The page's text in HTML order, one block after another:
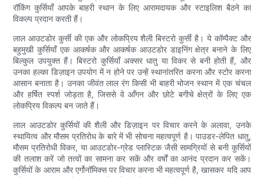
रॉकिंग कुर्सियाँ आपके बाहरी स्थान के लिए आरामदायक और स्टाइलिश बैठने का
विकल्प प्रदान करती हैं।
लाल आउटडोर कुर्सी की एक और लोकप्रिय शैली बिस्टरो कुर्सी है। ये कॉम्पैक्ट और
बहुमुखी कुर्सियाँ एक आकर्षक और आकर्षक आउटडोर डाइनिंग क्षेत्र बनाने के लिए
बिल्कुल उपयुक्त हैं। बिस्टरो कुर्सियाँ अक्सर धातु या विकर से बनी होती हैं, और
उनका हल्का डिज़ाइन उपयोग में न होने पर उन्हें स्थानांतरित करना और स्टोर करना
आसान बनाता है। उनका जीवंत लाल रंग किसी भी बाहरी भोजन स्थान में एक चंचल
और हर्षित स्पर्श जोड़ता है, जिससे वे आँगन और छोटे बगीचे क्षेत्रों के लिए एक
लोकप्रिय विकल्प बन जाते हैं।
लाल आउटडोर कुर्सियों की शैली और डिज़ाइन पर विचार करने के अलावा, उनके
स्थायित्व और मौसम प्रतिरोध के बारे में भी सोचना महत्वपूर्ण है। पाउडर-लेपित धातु,
मौसम प्रतिरोधी विकर, या आउटडोर-ग्रेड प्लास्टिक जैसी सामग्रियों से बनी कुर्सियों
की तलाश करें जो तत्वों का सामना कर सकें और वर्षों का आनंद प्रदान कर सकें।
कुर्सियों के आराम और एर्गोनॉमिक्स पर विचार करना भी महत्वपूर्ण है, खासकर यदि आप